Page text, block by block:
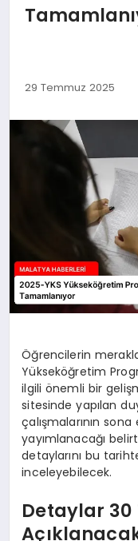
EKONOMI
29 Temmuz 2025
Öğrencilerin
Yükseköğretim
ilgili önemli bir
sitesinde yapılan
çalışmalarının
yayımlanacağı
detaylarını bu
inceleyebilecek.
Detaylar 30